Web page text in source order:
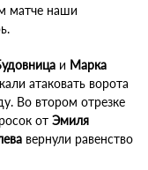
матче наши
и Марка
атаковать ворота
Во втором отрезке
от Эмиля
вернули равенство